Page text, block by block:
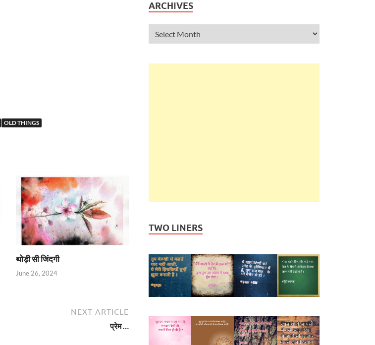
OLD THINGS
थोड़ी सी जिंदगी
June 26, 2024
NEXT ARTICLE
प्रेम …
ARCHIVES
TWO LINERS